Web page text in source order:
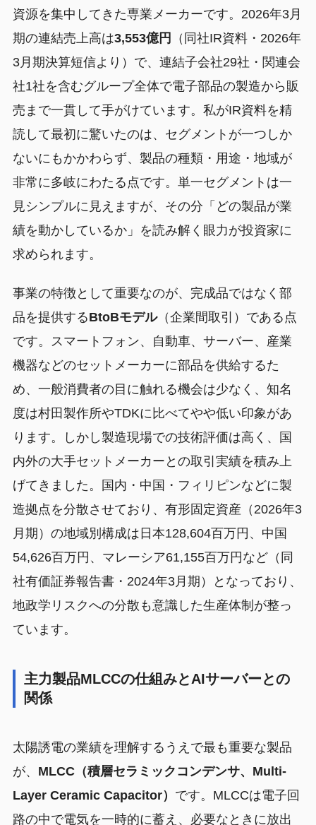
資源を集中してきた専業メーカーです。2026年3月
期の連結売上高は3,553億円
（同社IR資料・2026年
3月期決算短信より）で、連結子会社29社・関連会
社1社を含むグループ全体で電子部品の製造から販
売まで一貫して手がけています。私がIR資料を精
読して最初に驚いたのは、セグメントが一つしか
ないにもかかわらず、製品の種類・用途・地域が
非常に多岐にわたる点です。単一セグメントは一
見シンプルに見えますが、その分「どの製品が業
績を動かしているか」を読み解く眼力が投資家に
求められます。
事業の特徴として重要なのが、完成品ではなく部
品を提供するBtoBモデル（企業間取引）である点
です。スマートフォン、自動車、サーバー、産業
機器などのセットメーカーに部品を供給するた
め、一般消費者の目に触れる機会は少なく、知名
度は村田製作所やTDKに比べてやや低い印象があ
ります。しかし製造現場での技術評価は高く、国
内外の大手セットメーカーとの取引実績を積み上
げてきました。国内・中国・フィリピンなどに製
造拠点を分散させており、有形固定資産（2026年3
月期）の地域別構成は日本128,604百万円、中国
54,626百万円、マレーシア61,155百万円など（同
社有価証券報告書・2024年3月期）となっており、
地政学リスクへの分散も意識した生産体制が整っ
ています。
主力製品MLCCの仕組みとAIサーバーとの
関係
太陽誘電の業績を理解するうえで最も重要な製品
が、 MLCC（積層セラミックコンデンサ、Multi-
Layer Ceramic Capacitor） です。MLCCは電子回
路の中で電気を一時的に蓄え、必要なときに放出